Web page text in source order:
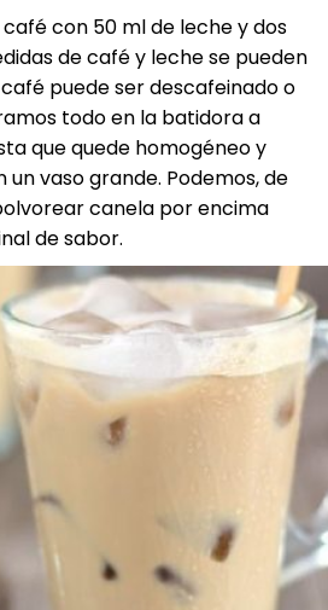
con 50 ml de leche y dos
de café y leche se pueden
puede ser descafeinado o
todo en la batidora a
que quede homogéneo y
un vaso grande. Podemos, de
canela por encima
de sabor.